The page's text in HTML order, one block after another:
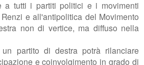
a tutti i partiti politici e i movimenti
e all'antipolitica del Movimento
non di vertice, ma diffuso nella
partito di destra potrà rilanciare
e coinvolgimento in grado di